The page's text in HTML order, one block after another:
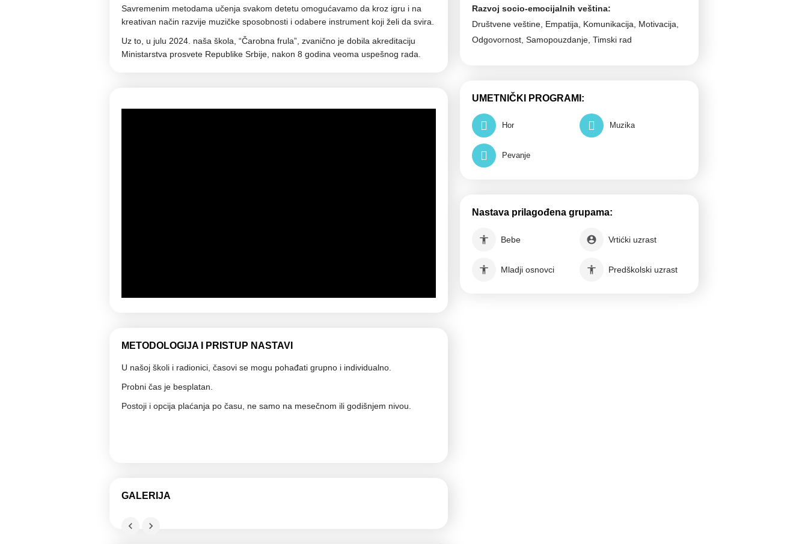
Savremenim metodama učenja svakom detetu omogućavamo da kroz igru i na
kreativan način razvije muzičke sposobnosti i odabere instrument koji želi da svira.
Uz to, u julu 2024. naša škola, “Čarobna frula”, zvanično je dobila akreditaciju
Ministarstva prosvete Republike Srbije, nakon 8 godina veoma uspešnog rada.
METODOLOGIJA I PRISTUP NASTAVI
U našoj školi i radionici, časovi se mogu pohađati grupno i individualno.
Probni čas je besplatan.
Postoji i opcija plaćanja po času, ne samo na mesečnom ili godišnjem nivou.
GALERIJA
Razvoj socio-emocijalnih veština:
Društvene veštine, Empatija, Komunikacija, Motivacija,
Odgovornost, Samopouzdanje, Timski rad
UMETNIČKI PROGRAMI:
Hor Muzika
Pevanje
Nastava prilagođena grupama:
Bebe Vrtićki uzrast
Mladji osnovci Predškolski uzrast